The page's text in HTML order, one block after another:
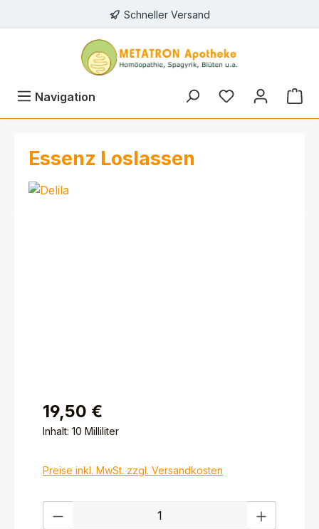
Schneller Versand
Navigation
Essenz Loslassen
19,50 €
Inhalt: 10 Milliliter
Preise inkl. MwSt. zzgl. Versandkosten
Produkt Anzahl: Gib den gewünschten Wert ein